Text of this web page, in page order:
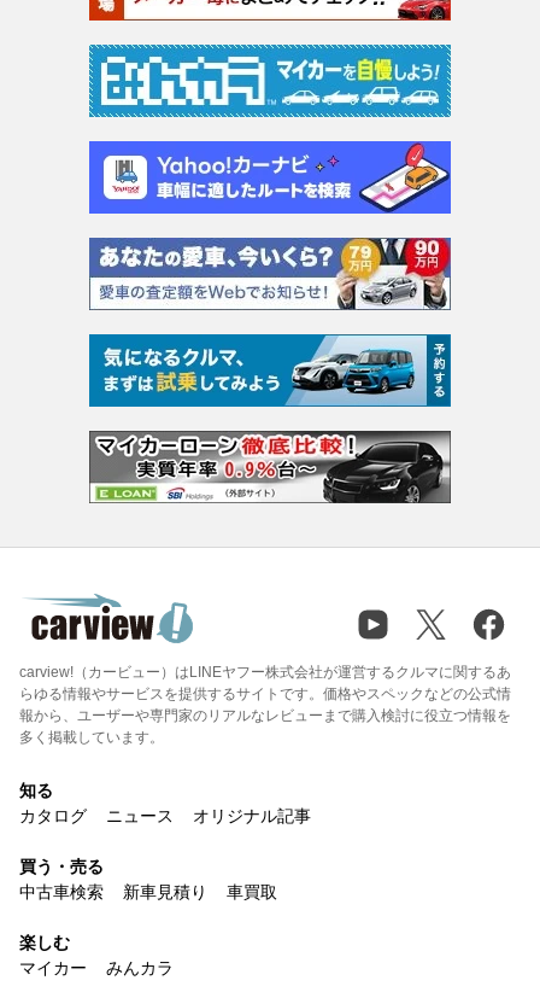
carview!（カービュー）はLINEヤフー株式会社が運営するクルマに関するあ
らゆる情報やサービスを提供するサイトです。価格やスペックなどの公式情
報から、ユーザーや専門家のリアルなレビューまで購入検討に役立つ情報を
多く掲載しています。
知る
カタログ
ニュース オリジナル記事
買う・売る
中古車検索
新車見積り 車買取
楽しむ
マイカー
みんカラ